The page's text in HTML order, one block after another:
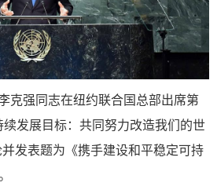
强同志在纽约联合国总部出席第
续发展目标：共同努力改造我们的世
发表题为《携手建设和平稳定可持